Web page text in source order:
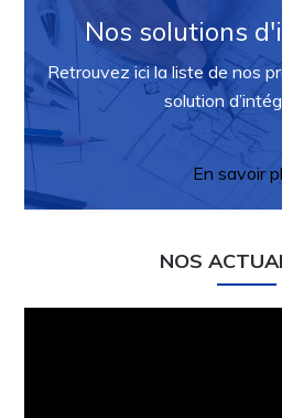
Nos solutions
Retrouvez ici la liste de nos
solution
En savoir
NOS